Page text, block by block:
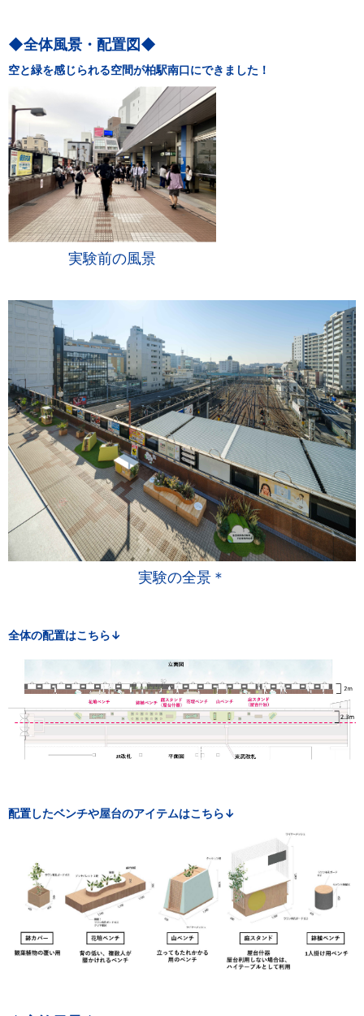
◆全体風景・配置図◆
空と緑を感じられる空間が柏駅南口にできました！
実験前の風景
実験の全景＊
全体の配置はこちら↓
配置したベンチや屋台のアイテムはこちら↓